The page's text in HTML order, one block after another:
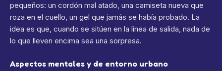
pequeños: un cordón mal atado, una camiseta nueva que
roza en el cuello, un gel que jamás se había probado. La
idea es que, cuando se sitúen en la línea de salida, nada de
lo que lleven encima sea una sorpresa.
Aspectos mentales y de entorno urbano